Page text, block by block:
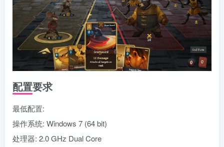
配置要求
最低配置:
操作系统: Windows 7 (64 bit)
处理器: 2.0 GHz Dual Core